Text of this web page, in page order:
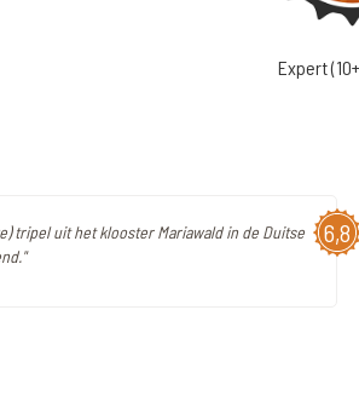
Expert
6,8
tripel uit het klooster Mariawald in de Duitse